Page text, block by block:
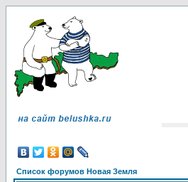
Список форумов Новая Земля